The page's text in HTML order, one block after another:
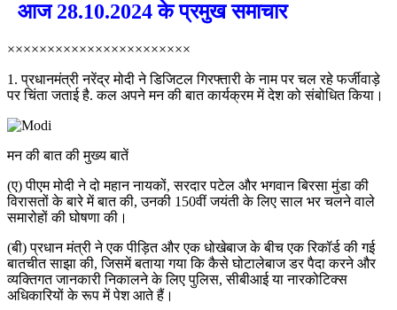
आज 28.10.2024 के प्रमुख समाचार
×××××××××××××××××××××××
1. प्रधानमंत्री नरेंद्र मोदी ने डिजिटल गिरफ्तारी के नाम पर चल रहे फर्जीवाड़े
पर चिंता जताई है. कल अपने मन की बात कार्यक्रम में देश को संबोधित किया।
मन की बात की मुख्य बातें
(ए) पीएम मोदी ने दो महान नायकों, सरदार पटेल और भगवान बिरसा मुंडा की
विरासतों के बारे में बात की, उनकी 150वीं जयंती के लिए साल भर चलने वाले
समारोहों की घोषणा की।
(बी) प्रधान मंत्री ने एक पीड़ित और एक धोखेबाज के बीच एक रिकॉर्ड की गई
बातचीत साझा की, जिसमें बताया गया कि कैसे घोटालेबाज डर पैदा करने और
व्यक्तिगत जानकारी निकालने के लिए पुलिस, सीबीआई या नारकोटिक्स
अधिकारियों के रूप में पेश आते हैं।